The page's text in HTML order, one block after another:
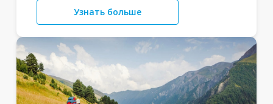
Узнать больше